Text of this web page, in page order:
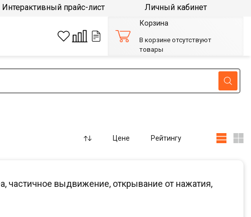
Цене Рейтингу
выдвижение, открывание от нажатия,
Интерактивный прайс-лист Личный кабинет
Корзина
В корзине отсутствуют
товары